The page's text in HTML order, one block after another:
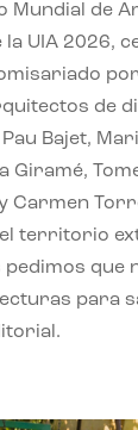
Mundial de
UIA 2026,
de
Bajet,
Giramé,
Carmen
territorio
pedimos que
para